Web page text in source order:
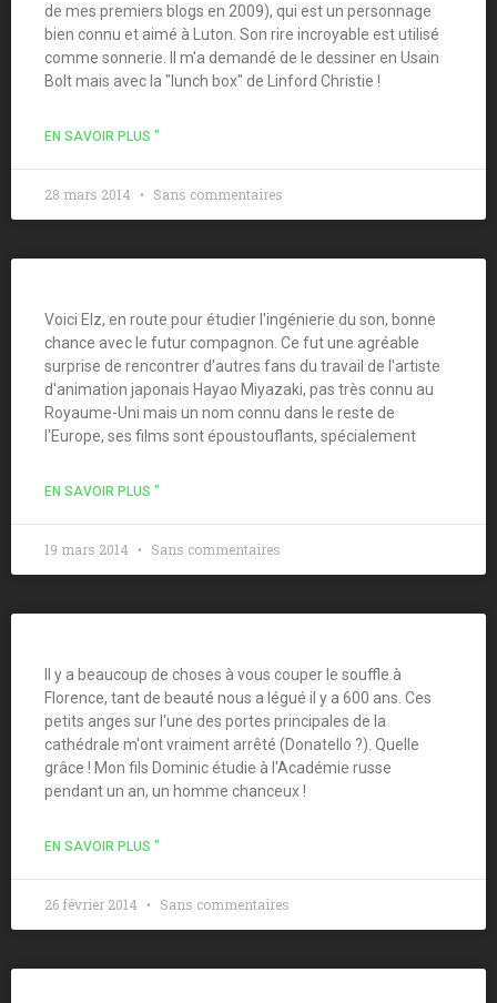
de mes premiers blogs en 2009), qui est un personnage
bien connu et aimé à Luton. Son rire incroyable est utilisé
comme sonnerie. Il m'a demandé de le dessiner en Usain
Bolt mais avec la "lunch box" de Linford Christie !
EN SAVOIR PLUS "
28 mars 2014 Sans commentaires
Voici Elz, en route pour étudier l'ingénierie du son, bonne
chance avec le futur compagnon. Ce fut une agréable
surprise de rencontrer d'autres fans du travail de l'artiste
d'animation japonais Hayao Miyazaki, pas très connu au
Royaume-Uni mais un nom connu dans le reste de
l'Europe, ses films sont époustouflants, spécialement
EN SAVOIR PLUS "
19 mars 2014 Sans commentaires
Il y a beaucoup de choses à vous couper le souffle à
Florence, tant de beauté nous a légué il y a 600 ans. Ces
petits anges sur l'une des portes principales de la
cathédrale m'ont vraiment arrêté (Donatello ?). Quelle
grâce ! Mon fils Dominic étudie à l'Académie russe
pendant un an, un homme chanceux !
EN SAVOIR PLUS "
26 février 2014 Sans commentaires